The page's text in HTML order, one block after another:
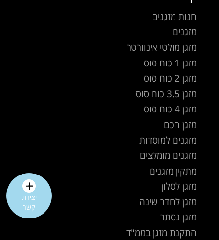
חנות מזגנים
מזגנים
מזגן מולטי אינוורטר
מזגן 1 כוח סוס
מזגן 2 כוח סוס
מזגן 3.5 כוח סוס
מזגן 4 כוח סוס
מזגן חכם
מזגנים למוסדות
מזגנים מומלצים
מתקין מזגנים
מזגן לסלון
מזגן לחדר שינה
מזגן נסתר
התקנת מזגן בממ"ד
יצירת
קשר